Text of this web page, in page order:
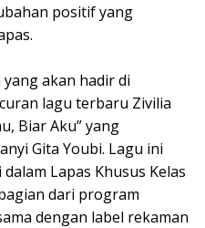
positif yang
akan hadir di
lagu terbaru Zivilia
Biar Aku” yang
Gita Youbi. Lagu ini
Lapas Khusus Kelas
dari program
dengan label rekaman